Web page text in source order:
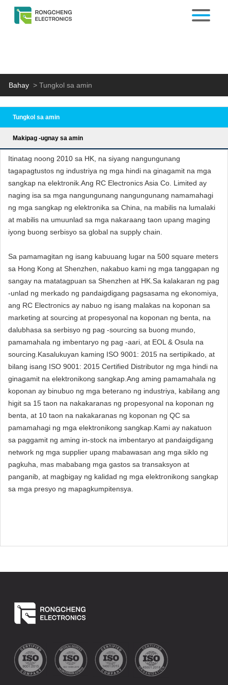
Bahay >Tungkol sa amin
Tungkol sa amin
Makipag -ugnay sa amin
Itinatag noong 2010 sa HK, na siyang nangungunang
tagapagtustos ng industriya ng mga hindi na ginagamit na mga
sangkap na elektronik.Ang RC Electronics Asia Co. Limited ay
naging isa sa mga nangungunang nangungunang namamahagi
ng mga sangkap ng elektronika sa China, na mabilis na lumalaki
at mabilis na umuunlad sa mga nakaraang taon upang maging
iyong buong serbisyo sa global na supply chain.
Sa pamamagitan ng isang kabuuang lugar na 500 square meters
sa Hong Kong at Shenzhen, nakabuo kami ng mga tanggapan ng
sangay na matatagpuan sa Shenzhen at HK.Sa kalakaran ng pag
-unlad ng merkado ng pandaigdigang pagsasama ng ekonomiya,
ang RC Electronics ay nabuo ng isang malakas na koponan sa
marketing at sourcing at propesyonal na koponan ng benta, na
dalubhasa sa serbisyo ng pag -sourcing sa buong mundo,
pamamahala ng imbentaryo ng pag -aari, at EOL & Osula na
sourcing.Kasalukuyan kaming ISO 9001: 2015 na sertipikado, at
bilang isang ISO 9001: 2015 Certified Distributor ng mga hindi na
ginagamit na elektronikong sangkap.Ang aming pamamahala ng
koponan ay binubuo ng mga beterano ng industriya, kabilang ang
higit sa 15 taon na nakakaranas ng propesyonal na koponan ng
benta, at 10 taon na nakakaranas ng koponan ng QC sa
pamamahagi ng mga elektronikong sangkap.Kami ay nakatuon
sa paggamit ng aming in-stock na imbentaryo at pandaigdigang
network ng mga supplier upang mabawasan ang mga siklo ng
pagkuha, mas mababang mga gastos sa transaksyon at
panganib, at magbigay ng kalidad ng mga elektronikong sangkap
sa mga presyo ng mapagkumpitensya.